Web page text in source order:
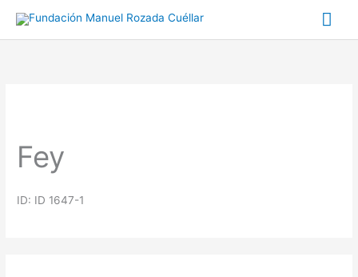
Fey
ID: ID 1647-1